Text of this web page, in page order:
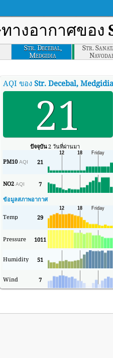
างอากาศของ
Str. Decebal,
Medgidia
Str.
AQI ของ Str. Decebal, Medgidia
21
ปัจจุบัน2 วันที่ผ่านมา
PM10 AQI 21
NO2 AQI 7
ข้อมูลสภาพอากาศ
Temp 29
Pressure 1011
Humidity 51
Wind 7